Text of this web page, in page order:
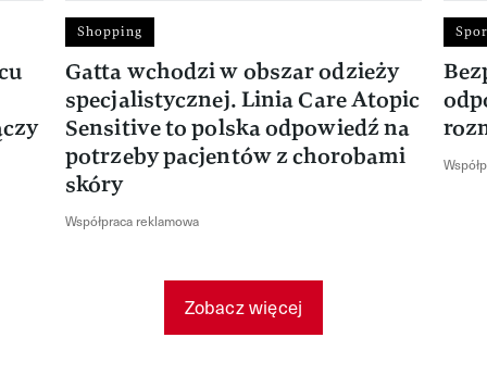
Shopping
Gatta wchodzi w obszar odzieży
specjalistycznej. Linia Care Atopic
Sensitive to polska odpowiedź na
potrzeby pacjentów z chorobami
skóry
Współpraca reklamowa
Zobacz więcej